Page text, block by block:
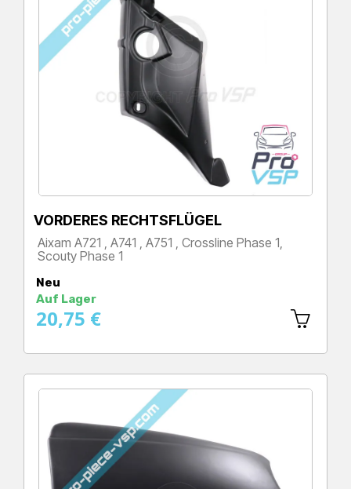
VORDERES RECHTSFLÜGEL
Aixam A721 , A741 , A751 , Crossline Phase 1,
Scouty Phase 1
Neu
Auf Lager
20,75 €